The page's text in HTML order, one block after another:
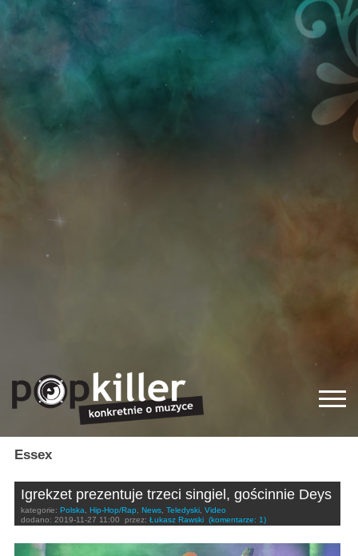
Essex
Igrekzet prezentuje trzeci singiel, gościnnie Deys
kategorie: Polska, Hip-Hop/Rap, News, Teledyski, Video
dodano: 2019-11-27 11:00 przez: Łukasz Rawski (komentarze: 1)